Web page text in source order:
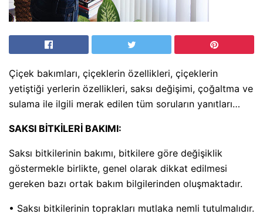
Çiçek bakımları, çiçeklerin özellikleri, çiçeklerin
yetiştiği yerlerin özellikleri, saksı değişimi, çoğaltma ve
sulama ile ilgili merak edilen tüm soruların yanıtları…
SAKSI BİTKİLERİ BAKIMI:
Saksı bitkilerinin bakımı, bitkilere göre değişiklik
göstermekle birlikte, genel olarak dikkat edilmesi
gereken bazı ortak bakım bilgilerinden oluşmaktadır.
• Saksı bitkilerinin toprakları mutlaka nemli tutulmalıdır.